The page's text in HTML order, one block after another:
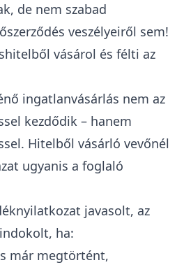
de nem szabad
veszélyeiről sem!
vásárol és félti az
ingatlanvásárlás nem az
kezdődik – hanem
Hitelből vásárló vevőnél
ugyanis a foglaló
javasolt, az
ha:
már megtörtént,